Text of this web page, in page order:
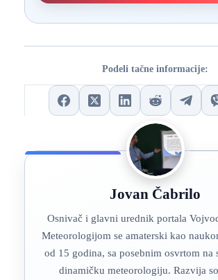
Podeli tačne informacije:
Jovan Čabrilo
Osnivač i glavni urednik portala
Meteorologijom se amaterski kao
od 15 godina, sa posebnim osvrtom na
dinamičku meteorologiju. Razvija